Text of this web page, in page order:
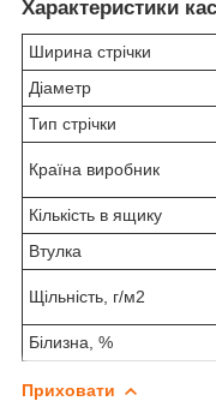
Характеристики
Ширина стрічки
Діаметр
Тип стрічки
Країна виробник
Кількість в ящику
Втулка
Щільність, г/м2
Білизна, %
Приховати